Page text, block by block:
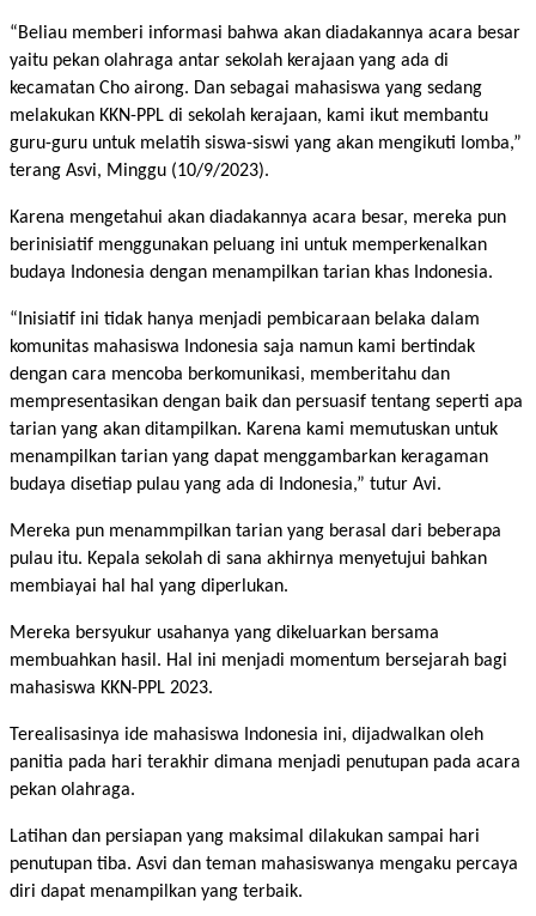
“Beliau memberi informasi bahwa akan diadakannya acara besar
yaitu pekan olahraga antar sekolah kerajaan yang ada di
kecamatan Cho airong. Dan sebagai mahasiswa yang sedang
melakukan KKN-PPL di sekolah kerajaan, kami ikut membantu
guru-guru untuk melatih siswa-siswi yang akan mengikuti lomba,”
terang Asvi, Minggu (10/9/2023).
Karena mengetahui akan diadakannya acara besar, mereka pun
berinisiatif menggunakan peluang ini untuk memperkenalkan
budaya Indonesia dengan menampilkan tarian khas Indonesia.
“Inisiatif ini tidak hanya menjadi pembicaraan belaka dalam
komunitas mahasiswa Indonesia saja namun kami bertindak
dengan cara mencoba berkomunikasi, memberitahu dan
mempresentasikan dengan baik dan persuasif tentang seperti apa
tarian yang akan ditampilkan. Karena kami memutuskan untuk
menampilkan tarian yang dapat menggambarkan keragaman
budaya disetiap pulau yang ada di Indonesia,” tutur Avi.
Mereka pun menammpilkan tarian yang berasal dari beberapa
pulau itu. Kepala sekolah di sana akhirnya menyetujui bahkan
membiayai hal hal yang diperlukan.
Mereka bersyukur usahanya yang dikeluarkan bersama
membuahkan hasil. Hal ini menjadi momentum bersejarah bagi
mahasiswa KKN-PPL 2023.
Terealisasinya ide mahasiswa Indonesia ini, dijadwalkan oleh
panitia pada hari terakhir dimana menjadi penutupan pada acara
pekan olahraga.
Latihan dan persiapan yang maksimal dilakukan sampai hari
penutupan tiba. Asvi dan teman mahasiswanya mengaku percaya
diri dapat menampilkan yang terbaik.